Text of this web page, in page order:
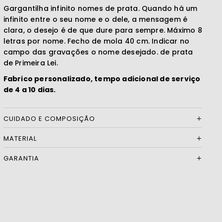
Gargantilha infinito nomes de prata. Quando há um
infinito entre o seu nome e o dele, a mensagem é
clara, o desejo é de que dure para sempre. Máximo 8
letras por nome. Fecho de mola 40 cm. Indicar no
campo das gravações o nome desejado. de prata
de Primeira Lei.
Fabrico personalizado, tempo adicional de serviço
de 4 a 10 dias.
CUIDADO E COMPOSIÇÃO
MATERIAL
GARANTIA